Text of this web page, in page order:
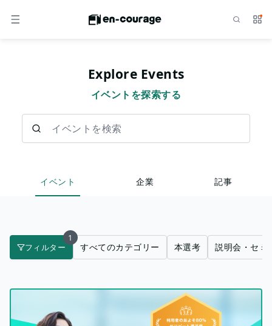
メニュー サ
Explore Events
イベントを探索する
イベント 企業 記事
フィルター
1
すべてのカテゴリー 本選考 説明会・セミ